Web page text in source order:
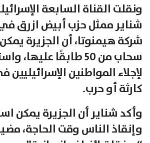
ونقلت القناة السابعة
شناير ممثل حزب أبيض ازرق
شركة هيمنوتا، أن الجزيرة
سحاب من 50 طابقًا
لإجلاء المواطنين
كارثة أو حرب.
وأكد شناير أن الجزيرة يمكن
وإنقاذ الناس وقت الحاجة،